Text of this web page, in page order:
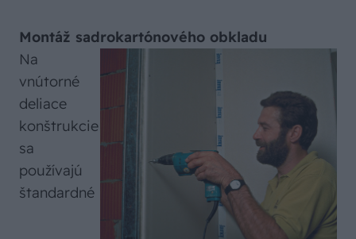
Montáž sadrokartónového obkladu
Na
vnútorné
deliace
konštrukcie
sa
používajú
štandardné